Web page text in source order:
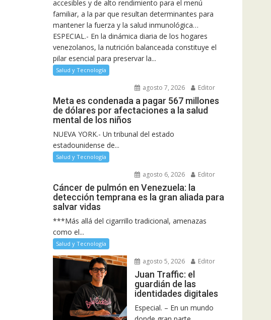
accesibles y de alto rendimiento para el menú
familiar, a la par que resultan determinantes para
mantener la fuerza y la salud inmunológica…
ESPECIAL.- En la dinámica diaria de los hogares
venezolanos, la nutrición balanceada constituye el
pilar esencial para preservar la...
Salud y Tecnología
agosto 7, 2026 Editor
Meta es condenada a pagar 567 millones
de dólares por afectaciones a la salud
mental de los niños
NUEVA YORK.- Un tribunal del estado
estadounidense de...
Salud y Tecnología
agosto 6, 2026 Editor
Cáncer de pulmón en Venezuela: la
detección temprana es la gran aliada para
salvar vidas
***Más allá del cigarrillo tradicional, amenazas
como el...
Salud y Tecnología
agosto 5, 2026 Editor
Juan Traffic: el
guardián de las
identidades digitales
Especial. – En un mundo